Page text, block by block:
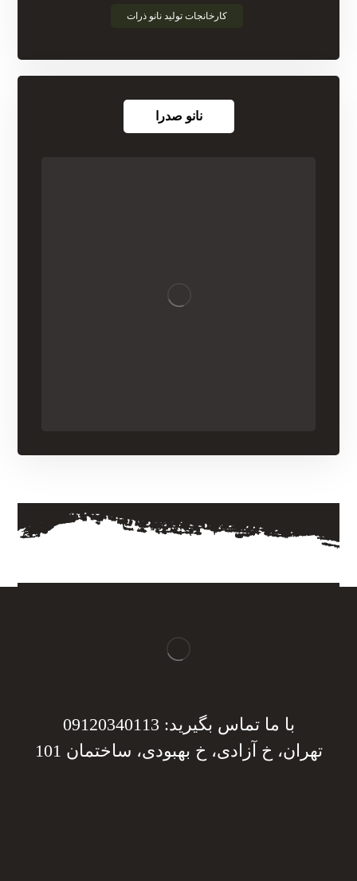
کارخانجات تولید نانو ذرات
نانو صدرا
با ما تماس بگیرید: 09120340113
تهران، خ آزادی، خ بهبودی، ساختمان 101